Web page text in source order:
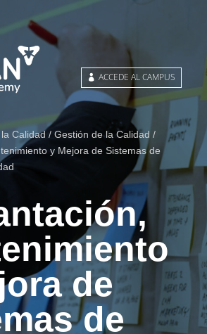
ACCEDE AL CAMPUS
Calidad /Gestión de la Calidad /
y Mejora de Sistemas de
de
de